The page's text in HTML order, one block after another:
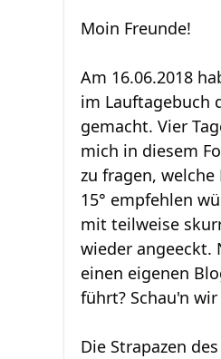
Moin Freunde!
Am 16.06.2018
im Lauftagebuch
gemacht. Vier
mich in diesem
zu fragen,
15° empfehlen
mit teilweise
wieder angeeckt.
einen eigenen
führt? Schau'n
Die Strapazen